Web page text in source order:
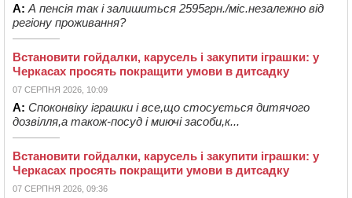
А: А пенсія так і залишиться 2595грн./міс.незалежно від
регіону проживання?
Встановити гойдалки, карусель і закупити іграшки: у
Черкасах просять покращити умови в дитсадку
07 СЕРПНЯ 2026, 10:09
А: Споконвіку іграшки і все,що стосується дитячого
дозвілля,а також-посуд і миючі засоби,к...
Встановити гойдалки, карусель і закупити іграшки: у
Черкасах просять покращити умови в дитсадку
07 СЕРПНЯ 2026, 09:36